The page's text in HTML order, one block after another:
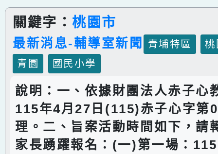
關鍵字：桃園市
最新消息-輔導室新聞 青埔特區
青園
國民小學
說明：一、依據財團法人赤子心
115年4月27日(115)赤子心字第
理。二、旨案活動時間如下，請
家長踴躍報名：(一)第一場：